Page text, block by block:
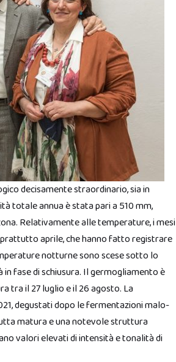
decisamente straordinario, sia in
totale annua è stata pari a 510 mm,
Relativamente alle temperature, i mesi
aprile, che hanno fatto registrare
notturne sono scese sotto lo
fase di schiusura. Il germogliamento è
tra il 27 luglio e il 26 agosto. La
degustati dopo le fermentazioni malo-
matura e una notevole struttura
valori elevati di intensità e tonalità di